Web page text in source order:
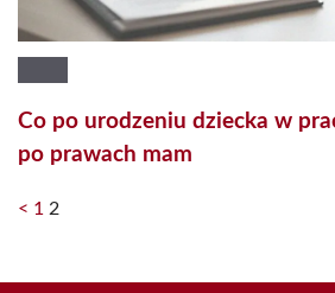
Co po urodzeniu dziecka w
po prawach mam
< 1 2